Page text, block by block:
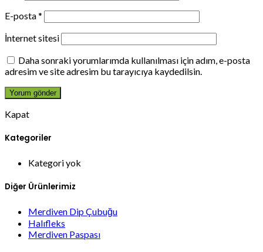
E-posta*
İnternet sitesi
Daha sonraki yorumlarımda kullanılması için adım, e-posta
adresim ve site adresim bu tarayıcıya kaydedilsin.
Kapat
Kategoriler
Kategori yok
Diğer Ürünlerimiz
Merdiven Dip Çubuğu
Halıfleks
Merdiven Paspası